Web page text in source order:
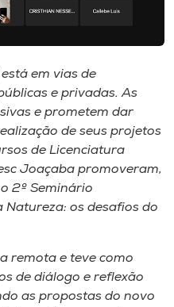
em vias de
e privadas. As
e prometem dar
de seus projetos
de Licenciatura
Joaçaba promoveram,
2º Seminário
Natureza: os desafios do
remota e teve como
de diálogo e reflexão
as propostas do novo